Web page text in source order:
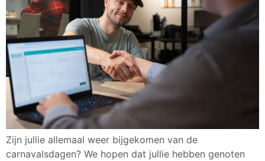
Zijn jullie allemaal weer bijgekomen van de
carnavalsdagen? We hopen dat jullie hebben genoten